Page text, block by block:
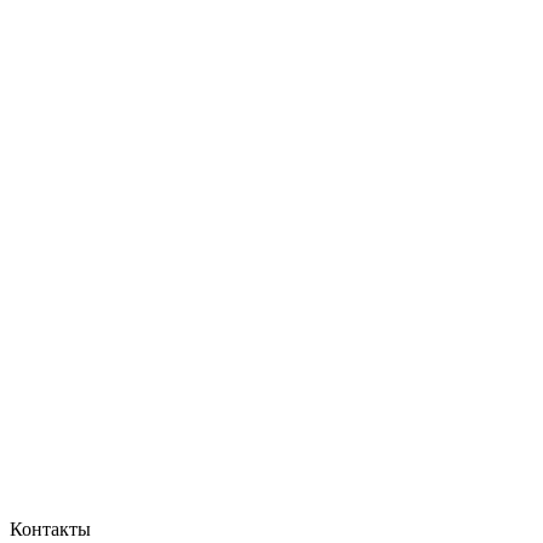
Контакты